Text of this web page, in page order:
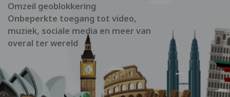
Omzeil geoblokkering
Onbeperkte toegang tot video,
muziek, sociale media en meer van
overal ter wereld